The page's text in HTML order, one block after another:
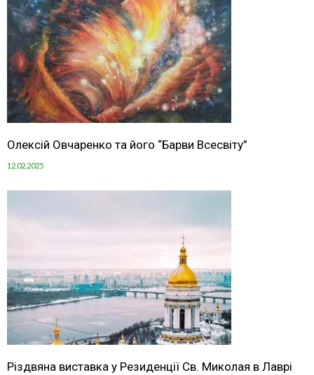
Олексій Овчаренко та його “Барви Всесвіту”
12.02.2025
Різдвяна виставка у Резиденції Св. Миколая в Лаврі